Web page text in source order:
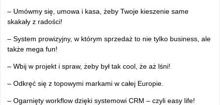
– Umówmy się, umowa i kasa, żeby Twoje kieszenie same
skakały z radości!
– System prowizyjny, w którym sprzedaż to nie tylko business, ale
także mega fun!
– Wbij w projekt i spraw, żeby był tak cool, że aż lśni!
– Odkręć się z topowymi markami w całej Europie.
– Ogarnięty workflow dzięki systemowi CRM – czyli easy life!